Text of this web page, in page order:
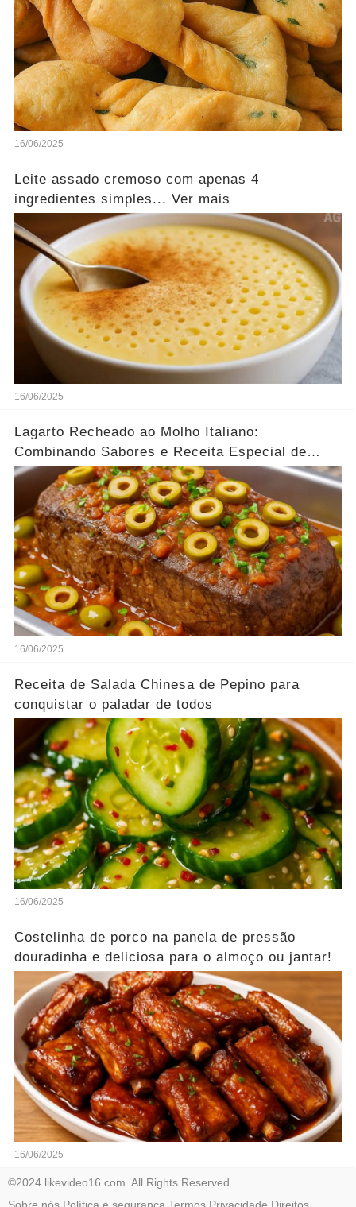
16/06/2025
Leite assado cremoso com apenas 4
ingredientes simples... Ver mais
16/06/2025
Lagarto Recheado ao Molho Italiano:
Combinando Sabores e Receita Especial de
família
16/06/2025
Receita de Salada Chinesa de Pepino para
conquistar o paladar de todos
16/06/2025
Costelinha de porco na panela de pressão
douradinha e deliciosa para o almoço ou jantar!
16/06/2025
©2024 likevideo16.com. All Rights Reserved.